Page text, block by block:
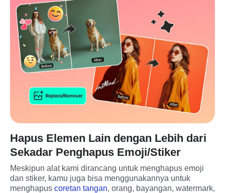
Hapus Elemen Lain dengan Lebih dari
Sekadar Penghapus Emoji/Stiker
Meskipun alat kami dirancang untuk menghapus emoji
dan stiker, kamu juga bisa menggunakannya untuk
menghapus coretan tangan, orang, bayangan, watermark,